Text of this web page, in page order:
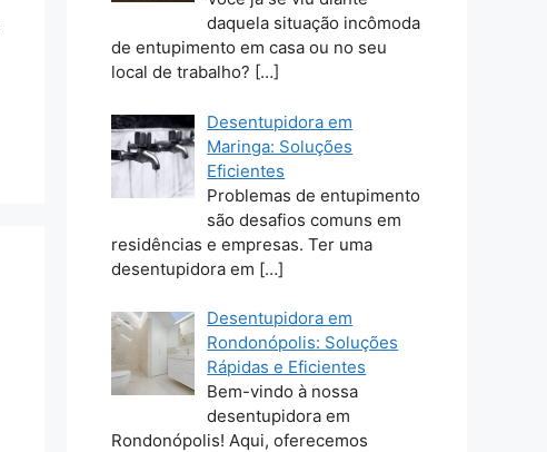
daquela situação incômoda
de entupimento em casa ou no seu
local de trabalho? […]
Desentupidora em
Maringa: Soluções
Eficientes
Problemas de entupimento
são desafios comuns em
residências e empresas. Ter uma
desentupidora em […]
Desentupidora em
Rondonópolis: Soluções
Rápidas e Eficientes
Bem-vindo à nossa
desentupidora em
Rondonópolis! Aqui, oferecemos